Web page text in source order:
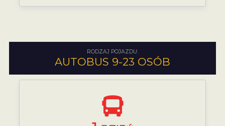
RODZAJ POJAZDU:
AUTOBUS 9-23 OSÓB